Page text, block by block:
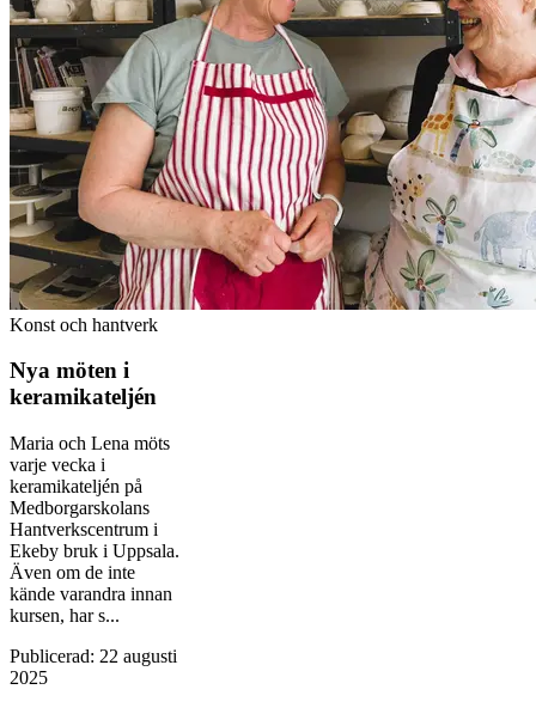
Konst och hantverk
Nya möten i
keramikateljén
Maria och Lena möts
varje vecka i
keramikateljén på
Medborgarskolans
Hantverkscentrum i
Ekeby bruk i Uppsala.
Även om de inte
kände varandra innan
kursen, har s...
Publicerad: 22 augusti
2025